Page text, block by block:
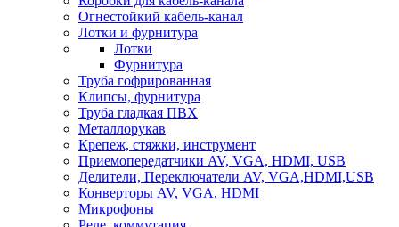
Огнестойкий кабель-канал
Лотки и фурнитура
Лотки
Фурнитура
Труба гофрированная
Клипсы, фурнитура
Труба гладкая ПВХ
Металлорукав
Крепеж, стяжки, инструмент
Приемопередатчики AV, VGA, HDMI, USB
Делители, Переключатели AV, VGA,HDMI,USB
Конверторы AV, VGA, HDMI
Микрофоны